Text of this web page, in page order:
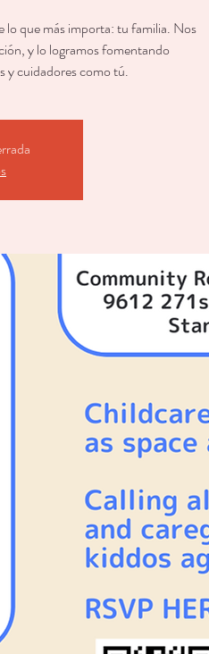
lo que más importa: tu familia. Nos
y lo logramos fomentando
y cuidadores como tú.